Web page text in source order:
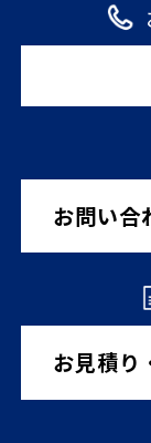
お問い合
お見積り